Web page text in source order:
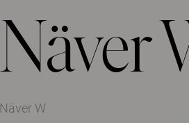
Näver
Näver W